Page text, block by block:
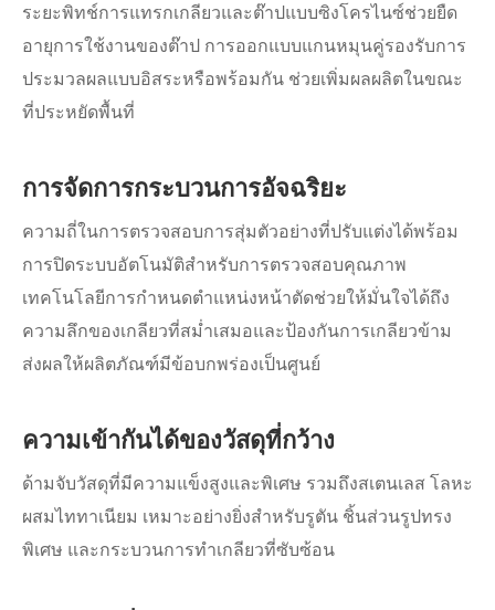
ระยะพิทช์การแทรกเกลียวและต๊าปแบบซิงโครไนซ์ช่วยยืด
อายุการใช้งานของต๊าป การออกแบบแกนหมุนคู่รองรับการ
ประมวลผลแบบอิสระหรือพร้อมกัน ช่วยเพิ่มผลผลิตในขณะ
ที่ประหยัดพื้นที่
การจัดการกระบวนการอัจฉริยะ
ความถี่ในการตรวจสอบการสุ่มตัวอย่างที่ปรับแต่งได้พร้อม
การปิดระบบอัตโนมัติสำหรับการตรวจสอบคุณภาพ
เทคโนโลยีการกำหนดตำแหน่งหน้าตัดช่วยให้มั่นใจได้ถึง
ความลึกของเกลียวที่สม่ำเสมอและป้องกันการเกลียวข้าม
ส่งผลให้ผลิตภัณฑ์มีข้อบกพร่องเป็นศูนย์
ความเข้ากันได้ของวัสดุที่กว้าง
ด้ามจับวัสดุที่มีความแข็งสูงและพิเศษ รวมถึงสเตนเลส โลหะ
ผสมไททาเนียม เหมาะอย่างยิ่งสำหรับรูตัน ชิ้นส่วนรูปทรง
พิเศษ และกระบวนการทำเกลียวที่ซับซ้อน